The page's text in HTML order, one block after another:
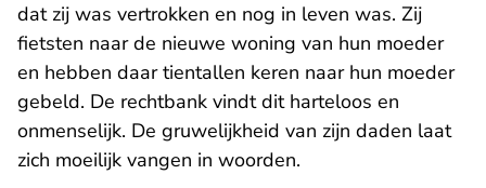
dat zij was vertrokken en nog in leven was. Zij
fietsten naar de nieuwe woning van hun moeder
en hebben daar tientallen keren naar hun moeder
gebeld. De rechtbank vindt dit harteloos en
onmenselijk. De gruwelijkheid van zijn daden laat
zich moeilijk vangen in woorden.